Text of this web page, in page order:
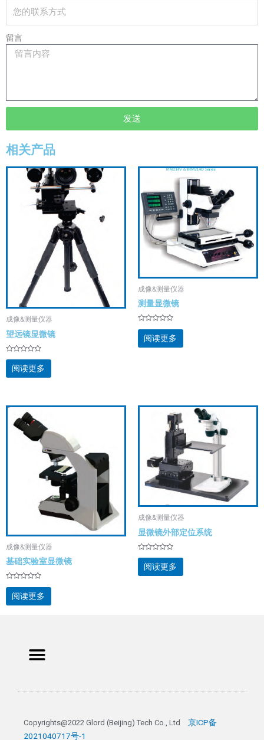
留言
发送
相关产品
成像&测量仪器
望远镜显微镜
评
分
&sol;
阅读更多
成像&测量仪器
测量显微镜
评
分
&sol;
阅读更多
成像&测量仪器
基础实验室显微镜
评
分
&sol;
阅读更多
成像&测量仪器
显微镜外部定位系统
评
分
&sol;
阅读更多
Menu
Copyrights@2022 Glord (Beijing) Tech Co., Ltd 京ICP备
2021040717号-1